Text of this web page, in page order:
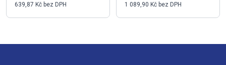
639,87 Kč bez DPH 1 089,90 Kč bez DPH